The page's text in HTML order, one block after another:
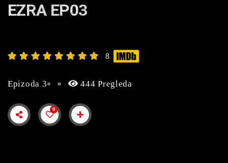
EZRA EP03
8
Epizoda 3 444 Pregleda
0